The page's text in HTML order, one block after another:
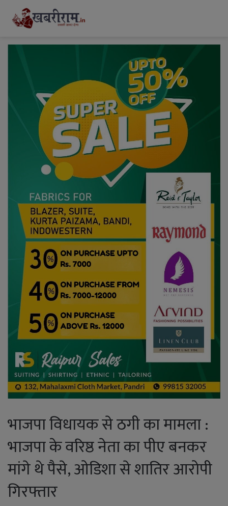
भाजपा विधायक से ठगी का मामला :
भाजपा के वरिष्ठ नेता का पीए बनकर
मांगे थे पैसे, ओडिशा से शातिर आरोपी
गिरफ्तार